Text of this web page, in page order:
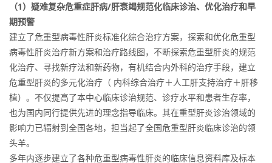
（1）疑难复杂危重症肝病/肝衰竭规范化临床诊治、优化治疗和早
期预警
建立了危重型病毒性肝炎标准化综合治疗方案，探索和优化危重型
病毒性肝炎治疗新方案和治疗路线图，不断探索危重型肝炎的规范
化治疗、寻找新疗法和新药物，有机结合内外科的治疗手段，建立
危重型肝炎的多元化治疗（ 内科综合治疗＋人工肝支持治疗＋肝移
植）。不仅提高了本中心临床诊治规范、诊疗水平和患者生存率，
也为国内同行提供先进的理念指导临床。其在重型肝炎诊治领域的
影响力已辐射到全国各地，担当起了全国危重型肝炎临床诊治的领
头羊。
多年内逐步建立了各种危重型病毒性肝炎的临床信息资料库及标本